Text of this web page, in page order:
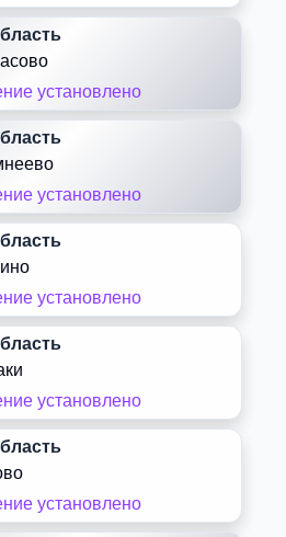
установлено
установлено
установлено
установлено
установлено